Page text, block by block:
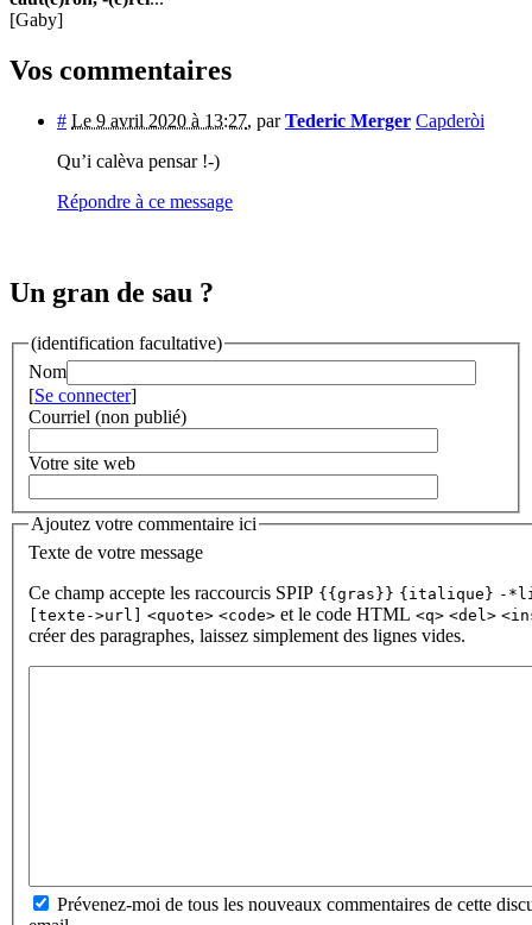
[Gaby]
Vos commentaires
# Le 9 avril 2020 à 13:27, parTederic Merger Capderòi
Qu’i calèva pensar !-)
Répondre à ce message
Un gran de sau ?
(identification facultative)
Nom
[Se connecter]
Courriel (non publié)
Votre site web
Ajoutez votre commentaire ici
Texte de votre message
Ce champ accepte les raccourcis SPIP {{gras}} {italique} -
[texte->url]
<quote> <code> et le code HTML <q> <del>
créer des paragraphes, laissez simplement des lignes vides.
Prévenez-moi de tous les nouveaux commentaires de cette